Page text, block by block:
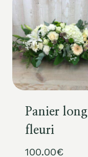
Panier long
fleuri
100.00€